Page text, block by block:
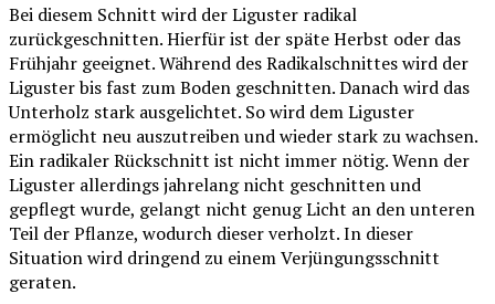
Bei diesem Schnitt wird der Liguster radikal
zurückgeschnitten. Hierfür ist der späte Herbst oder das
Frühjahr geeignet. Während des Radikalschnittes wird der
Liguster bis fast zum Boden geschnitten. Danach wird das
Unterholz stark ausgelichtet. So wird dem Liguster
ermöglicht neu auszutreiben und wieder stark zu wachsen.
Ein radikaler Rückschnitt ist nicht immer nötig. Wenn der
Liguster allerdings jahrelang nicht geschnitten und
gepflegt wurde, gelangt nicht genug Licht an den unteren
Teil der Pflanze, wodurch dieser verholzt. In dieser
Situation wird dringend zu einem Verjüngungsschnitt
geraten.